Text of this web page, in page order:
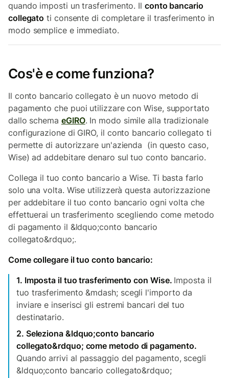
quando imposti un trasferimento. Il conto bancario
collegato ti consente di completare il trasferimento in
modo semplice e immediato.
Cos'è e come funziona?
Il conto bancario collegato è un nuovo metodo di
pagamento che puoi utilizzare con Wise, supportato
dallo schema eGIRO. In modo simile alla tradizionale
configurazione di GIRO, il conto bancario collegato ti
permette di autorizzare un'azienda (in questo caso,
Wise) ad addebitare denaro sul tuo conto bancario.
Collega il tuo conto bancario a Wise. Ti basta farlo
solo una volta. Wise utilizzerà questa autorizzazione
per addebitare il tuo conto bancario ogni volta che
effettuerai un trasferimento scegliendo come metodo
di pagamento il &ldquo;conto bancario
collegato&rdquo;.
Come collegare il tuo conto bancario:
1. Imposta il tuo trasferimento con Wise. Imposta il
tuo trasferimento &mdash; scegli l'importo da
inviare e inserisci gli estremi bancari del tuo
destinatario.
2. Seleziona &ldquo;conto bancario
collegato&rdquo; come metodo di pagamento.
Quando arrivi al passaggio del pagamento, scegli
&ldquo;conto bancario collegato&rdquo;